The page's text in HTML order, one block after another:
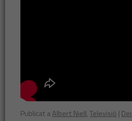
Publicat aAlbert Niell,Televisió |